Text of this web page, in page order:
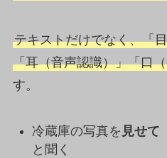
テキストだけでなく、「
「耳（音声認識）」「口
す。
冷蔵庫の写真を 見せて
と聞く